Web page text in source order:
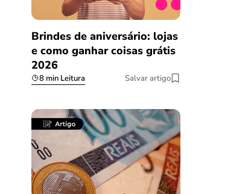
Brindes de aniversário: lojas
e como ganhar coisas grátis
2026
8 min Leitura Salvar artigo